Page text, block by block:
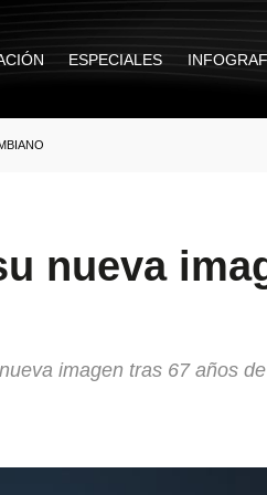
ESPECIALES
nueva
imagen tras 67 años